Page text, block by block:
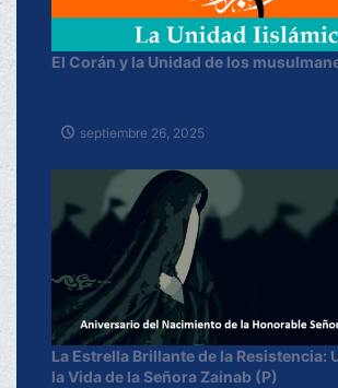
El Corán y la Unidad de los
septiembre 26, 2025
La Estrella Brillante de la Resistencia:
la Vida de la Señora Zainab (P)